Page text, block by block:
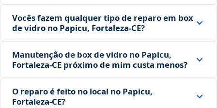
Vocês fazem qualquer tipo de reparo em box
de vidro no Papicu, Fortaleza‑CE?
Manutenção de box de vidro no Papicu,
Fortaleza‑CE próximo de mim custa menos?
O reparo é feito no local no Papicu,
Fortaleza‑CE?